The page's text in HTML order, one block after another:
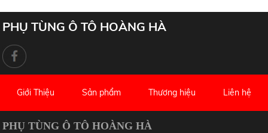
PHỤ TÙNG Ô TÔ HOÀNG HÀ
Giới Thiệu Sản phẩm Thương hiệu Liên hệ
PHỤ TÙNG Ô TÔ HOÀNG HÀ